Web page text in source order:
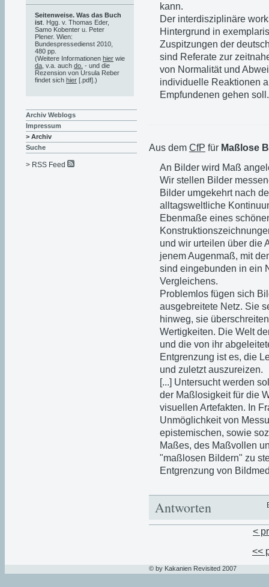
kann.
Der interdisziplinäre
Hintergrund in
Zuspitzungen der
sind Referate zur
von Normalität und
individuelle Reaktionen
Empfundenen gehen soll.
Aus dem CfP für Maßlose
An Bilder wird Maß
Wir stellen Bilder
Bilder umgekehrt nach
alltagsweltliche
Ebenmaße eines
und wir urteilen über die
jenem Augenmaß, mit
sind eingebunden in ein
Vergleichens.
Problemlos fügen sich
ausgebreitete Netz. Sie
hinweg, sie
Wertigkeiten. Die Welt
und die von ihr
Entgrenzung ist es, die
und zuletzt auszureizen.
[...] Untersucht werden
der Maßlosigkeit für die
visuellen Artefakten. In
Unmöglichkeit von
epistemischen, sowie
Maßes, des Maßvollen
"maßlosen Bildern" zu
Entgrenzung von
Antworten
<
<<
Seitenweise. Was das Buch
ist . Hgg. v. Thomas Eder,
Samo Kobenter u. Peter
Plener. Wien:
Bundespressedienst 2010,
480 pp.
(Weitere Informationen hier wie
da , v.a. auch do. - und die
Rezension von Ursula Reber
findet sich hier [.pdf].)
Archiv Weblogs
Impressum
> Archiv
Suche
> RSS Feed
© by Kakanien Revisited 2007